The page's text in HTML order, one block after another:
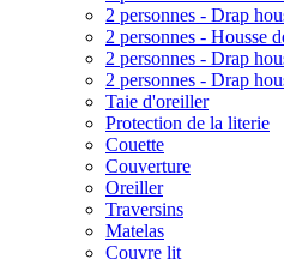
2 personnes - Drap
2 personnes - Housse
2 personnes - Drap
2 personnes - Drap
Taie d'oreiller
Protection de la literie
Couette
Couverture
Oreiller
Traversins
Matelas
Couvre lit